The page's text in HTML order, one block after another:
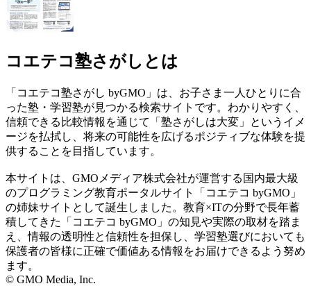
コエテコ塾さがしとは
「コエテコ塾さがし byGMO」は、お子さま一人ひとりに合
った塾・学習塾が見つかる検索サイトです。わかりやすく、
信頼できる比較情報を通じて「塾さがしは大変」というイメ
ージを払拭し、将来の可能性を広げるポジティブな体験を提
供することを目指しています。
本サイトは、GMOメディア株式会社が運営する国内最大級
のプログラミング教育ポータルサイト「コエテコ byGMO」
の姉妹サイトとして誕生しました。教育×ITの分野で長年蓄
積してきた「コエテコ byGMO」の知見や実際の取材を踏ま
え、情報の透明性と信頼性を担保し、学習塾選びにおいても
保護者の皆様に正確で価値ある情報をお届けできるよう努め
ます。
© GMO Media, Inc.